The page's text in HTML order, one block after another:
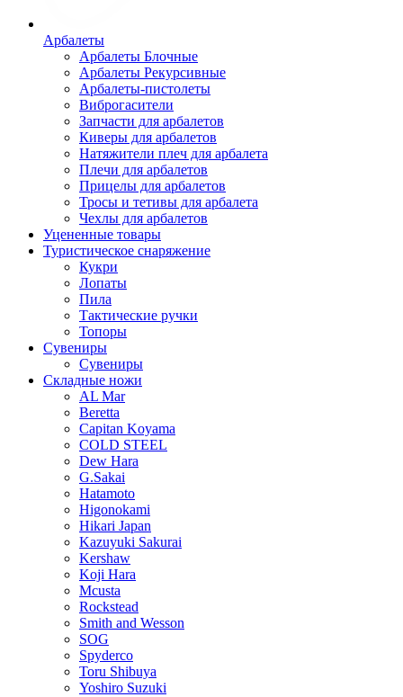
Арбалеты
Арбалеты Блочные
Арбалеты Рекурсивные
Арбалеты-пистолеты
Виброгасители
Запчасти для арбалетов
Киверы для арбалетов
Натяжители плеч для арбалета
Плечи для арбалетов
Прицелы для арбалетов
Тросы и тетивы для арбалета
Чехлы для арбалетов
Уцененные товары
Туристическое снаряжение
Кукри
Лопаты
Пила
Тактические ручки
Топоры
Сувениры
Сувениры
Складные ножи
AL Mar
Beretta
Capitan Koyama
COLD STEEL
Dew Hara
G.Sakai
Hatamoto
Higonokami
Hikari Japan
Kazuyuki Sakurai
Kershaw
Koji Hara
Mcusta
Rockstead
Smith and Wesson
SOG
Spyderco
Toru Shibuya
Yoshiro Suzuki